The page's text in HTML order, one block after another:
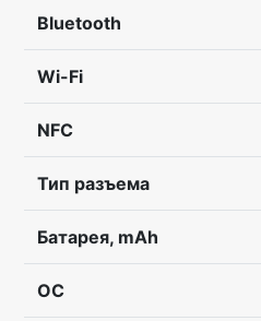
Bluetooth
Wi-Fi
NFC
Тип разъема
Батарея, mAh
ОС